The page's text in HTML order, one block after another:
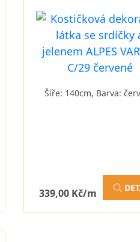
Šíře: 140cm, Barva:
339,00 Kč/m